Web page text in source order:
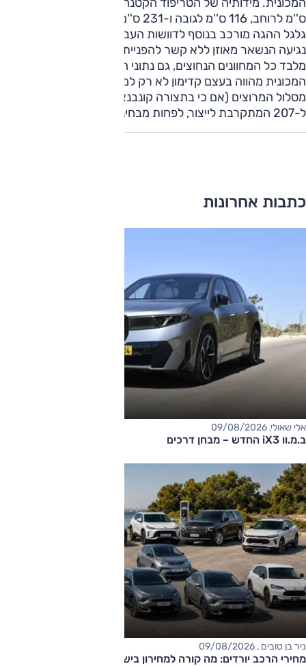
ס''מ לרוחב, 116 ס''מ לגובה ו-231 ס''מ לבסיס הגלגלים. על
גלגל ההגה מורכב בנוסף לדוושות העברת ההילוכים גם מסך
נגיעה הנשאר מאוזן ללא קשר להפניית ההגה. המסך מציג,
מלבד כל המחוונים הנחוצים, גם נתוני האצה בשני הצירים.
המכונית מהווה בעצם קדימון לא רק למה שאנו עתידים לראות על
מסלול המרוצים (אם כי בתצורה קונבנציונלית יותר), אלא גם
ל-207 המתקרבת לייצור, לפחות מבחינת עיצוב חלקה הקדמי.
כתבות אחרונות
אלי שאולי, 09/08/2026
ב.מ.וו iX3 החדש – מבחן דרכים
ניר בן טובים , 09/08/2026
מחירי הרכב יורדים: מה קורה למחירון בישראל?